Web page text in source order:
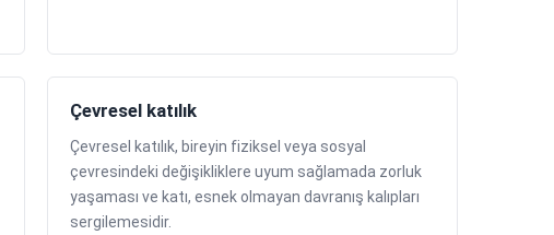
Çevresel katılık
Çevresel katılık, bireyin fiziksel veya sosyal
çevresindeki değişikliklere uyum sağlamada zorluk
yaşaması ve katı, esnek olmayan davranış kalıpları
sergilemesidir.